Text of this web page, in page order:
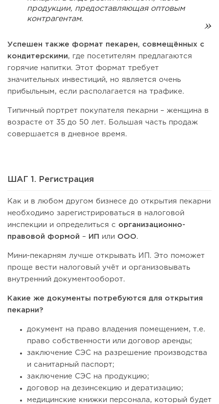
продукции, предоставляющая оптовым
контрагентам.
Успешен также формат пекарен, совмещённых с
кондитерскими, где посетителям предлагаются
горячие напитки. Этот формат требует
значительных инвестиций, но является очень
прибыльным, если располагается на трафике.
Типичный портрет покупателя пекарни – женщина в
возрасте от 35 до 50 лет. Большая часть продаж
совершается в дневное время.
ШАГ 1. Регистрация
Как и в любом другом бизнесе до открытия пекарни
необходимо зарегистрироваться в налоговой
инспекции и определиться с организационно-
правовой формой – ИП или ООО.
Мини-пекарням лучше открывать ИП. Это поможет
проще вести налоговый учёт и организовывать
внутренний документооборот.
Какие же документы потребуются для открытия
пекарни?
документ на право владения помещением, т.е.
право собственности или договор аренды;
заключение СЭС на разрешение производства
и санитарный паспорт;
заключение СЭС на продукцию;
договор на дезинсекцию и дератизацию;
медицинские книжки персонала, который будет